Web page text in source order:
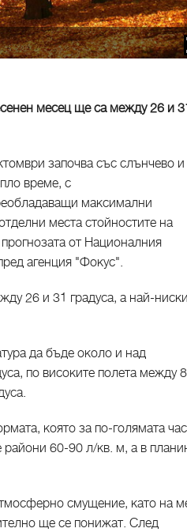
месец ще са между 26 и
започва със слънчево и
време, с
максимални
места стойностите на
от Националния
агенция "Фокус".
26 и 31 градуса, а най-
да бъде около и над
по високите полета между
която за по-голямата
60-90 л/кв. м, а в
смущение, като на
ще се понижат. След